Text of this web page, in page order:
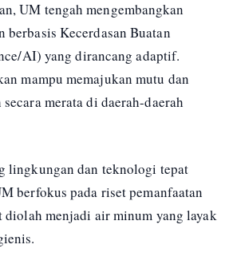
UM tengah mengembangkan
berbasis Kecerdasan Buatan
AI) yang dirancang adaptif.
mampu memajukan mutu dan
merata di daerah-daerah
lingkungan dan teknologi tepat
berfokus pada riset pemanfaatan
diolah menjadi air minum yang layak